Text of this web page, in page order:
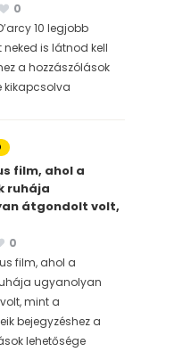
0
10 legjobb
is látnod kell
a hozzászólások
kikapcsolva
film, ahol a
ruhája
átgondolt volt,
0
film, ahol a
ugyanolyan
mint a
bejegyzéshez a
lehetősége